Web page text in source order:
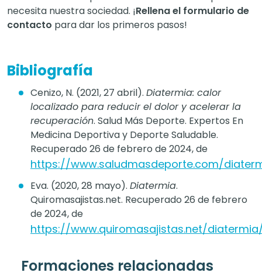
necesita nuestra sociedad. ¡Rellena el formulario de
contacto para dar los primeros pasos!
Bibliografía
Cenizo, N. (2021, 27 abril). Diatermia: calor
localizado para reducir el dolor y acelerar la
recuperación. Salud Más Deporte. Expertos En
Medicina Deportiva y Deporte Saludable.
Recuperado 26 de febrero de 2024, de
https://www.saludmasdeporte.com/
Eva. (2020, 28 mayo). Diatermia.
Quiromasajistas.net. Recuperado 26 de febrero
de 2024, de
https://www.quiromasajistas.net/
Formaciones relacionadas